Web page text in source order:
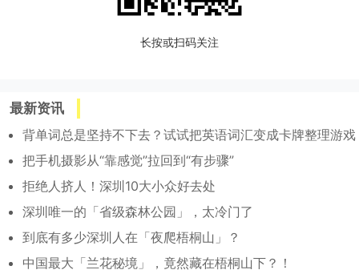
长按或扫码关注
最新资讯
背单词总是坚持不下去？试试把英语词汇变成卡牌整理游戏
把手机摄影从“靠感觉”拉回到“有步骤”
拒绝人挤人！深圳10大小众好去处
深圳唯一的「省级森林公园」，太冷门了
到底有多少深圳人在「夜爬梧桐山」？
中国最大「兰花秘境」，竟然藏在梧桐山下？！